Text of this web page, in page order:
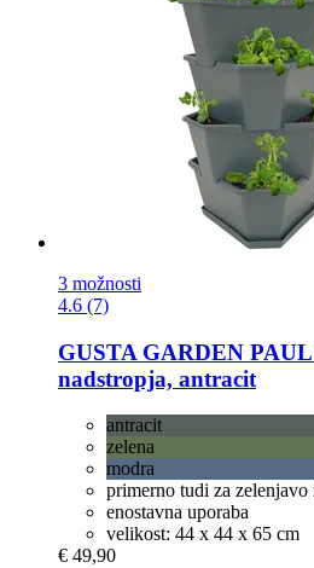
3 možnosti
4.6 (7)
GUSTA GARDEN
nadstropja, antracit
antracit
zelena
modra
primerno tudi za zelenjavo
enostavna uporaba
velikost: 44 x 44 x 65 cm
€ 49,90